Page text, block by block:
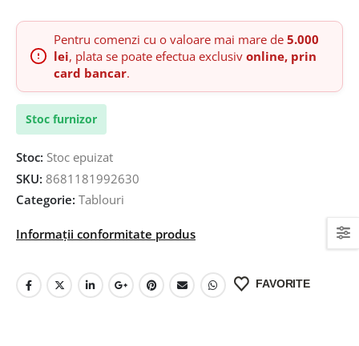
Pentru comenzi cu o valoare mai mare de 5.000
lei, plata se poate efectua exclusiv online, prin
card bancar.
Stoc furnizor
Stoc: Stoc epuizat
SKU: 8681181992630
Categorie: Tablouri
Informații conformitate produs
FAVORITE